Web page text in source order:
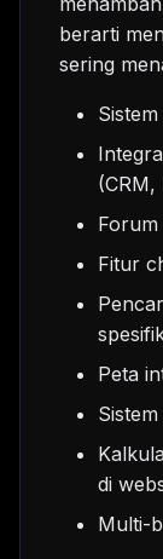
berarti
sering
(CRM,
Fitur
Peta
di
Multi-